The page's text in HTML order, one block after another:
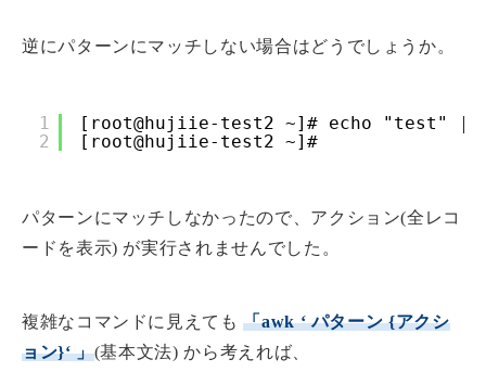
逆にパターンにマッチしない場合はどうでしょうか。
1
2
[root@hujiie-test2 ~]# echo "test"
[root@hujiie-test2 ~]#
パターンにマッチしなかったので、アクション(全レコ
ードを表示) が実行されませんでした。
複雑なコマンドに見えても「awk ‘ パターン{アクシ
ョン}‘」(基本文法) から考えれば、